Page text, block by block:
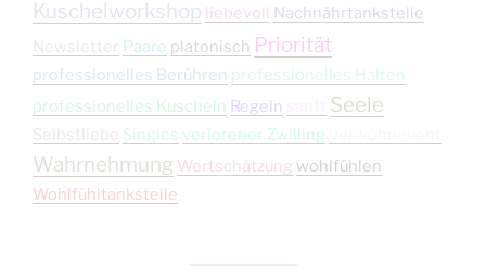
Kuschelworkshop liebevoll Nachnährtankstelle
Newsletter
Paare platonisch Priorität
professionelles Berühren professionelles Halten
professionelles Kuscheln Regeln Seele
Selbstliebe Singles verlorener Zwilling
Wahrnehmung Wertschätzung wohlfühlen
Wohlfühltankstelle